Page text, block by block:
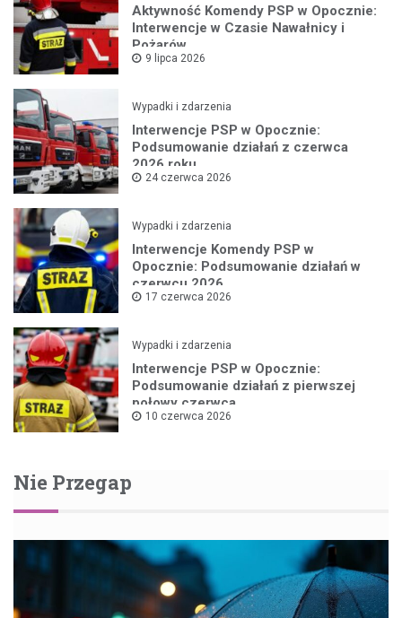
Aktywność Komendy PSP w Opocznie:
Interwencje w Czasie Nawałnicy i
Pożarów
9 lipca 2026
Wypadki i zdarzenia
Interwencje PSP w Opocznie:
Podsumowanie działań z czerwca
2026 roku
24 czerwca 2026
Wypadki i zdarzenia
Interwencje Komendy PSP w
Opocznie: Podsumowanie działań w
czerwcu 2026
17 czerwca 2026
Wypadki i zdarzenia
Interwencje PSP w Opocznie:
Podsumowanie działań z pierwszej
połowy czerwca
10 czerwca 2026
Nie Przegap